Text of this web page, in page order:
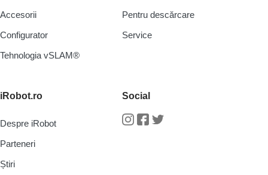
Accesorii
Configurator
Tehnologia vSLAM®
Pentru descărcare
Service
iRobot.ro
Despre iRobot
Parteneri
Știri
Social
InstagramFacebook